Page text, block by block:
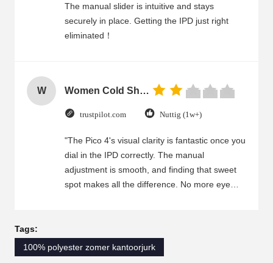
The manual slider is intuitive and stays
securely in place. Getting the IPD just right
eliminated！
W Women Cold Shoulder V Neck Rayon Blouse
trustpilot.com Nuttig (1w+)
"The Pico 4's visual clarity is fantastic once you
dial in the IPD correctly. The manual
adjustment is smooth, and finding that sweet
spot makes all the difference. No more eye
IPD correctly. The manual adjustment is
smooth, and finding that sweet spot makes all
Tags:
100% polyester zomer kantoorjurk